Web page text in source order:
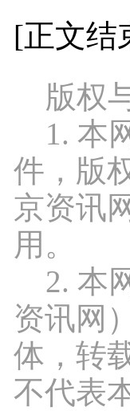
[正文结
版权
1. 本
件，版
京资讯
用。
2. 本
资讯网
体，转
不代表